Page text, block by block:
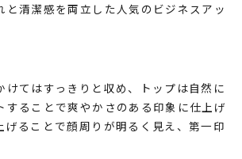
と清潔感を両立した人気のビジネスアッ
けてはすっきりと収め、トップは自然に
することで爽やかさのある印象に仕上げ
げることで顔周りが明るく見え、第一印